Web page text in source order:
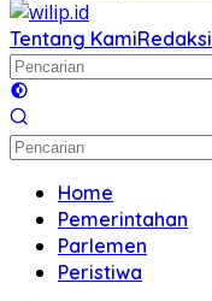
Tentang KamiRedaksi
Home
Pemerintahan
Parlemen
Peristiwa